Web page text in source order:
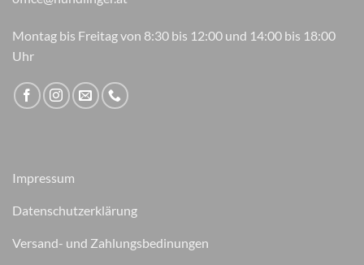
Montag bis Freitag von 8:30 bis 12:00 und 14:00 bis 18:00
Uhr
Impressum
Datenschutzerklärung
Versand- und Zahlungsbedinungen